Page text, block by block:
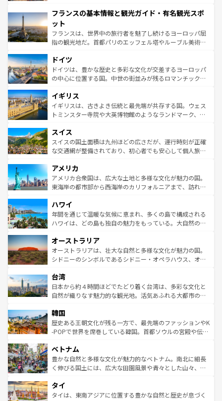
ませてくれるイタリアで、忘れられない旅をしてみよう！
なお、新着のイタリア情報は
しい。
文化が根付くこの国では、情熱的なフラメンコ、熱気あふ
れる闘牛、そして美味しいタパスが生活の一部となってい
る。首都マドリードの洗練された雰囲気や、バルセロナの
アートに溢れた街角から、地方では古代ローマ遺跡や中世
せる。地方によって風土や気候が異なるスペインはその個
性で訪れる人を魅了する。 なお、新着のスペイン情報は コ
ンテンツ一覧を参照してほしい。
フランスの基本情報と観光ガイド・有名観光スポ
ット
フランスは、世界中の旅行者を魅了し続けるヨーロッパ屈
指の観光地だ。首都パリのエッフェル塔やルーブル美術館
で、幅広い魅力が詰まっている。華麗な宮殿、歴史的な大
聖堂、美しいビーチ、そして豊かな自然が、訪れる者を心
から魅了する。また、フランスは美食の国としても知ら
いる。シャンパンの発祥地であるランス、プロヴァンスの
香り高いラベンダー畑など、多彩な楽しみ方が可能だ。さ
らに、パリ以外の地域にも魅力が溢れており、どの街角に
れる地方に足を運ぶとそれぞれで全く異なる文化を体験で
きるだろう。 なお、新着のフランス情報はコンテンツ一覧
を参照してほしい。
ドイツ
ドイツは、豊かな歴史と多彩な文化が交差するヨーロッパ
の中心に位置する国。中世の街並みが残るロマンチック街
顔を持つこの国は、どこを歩いても飽きることがない。ベ
ルリンの文化的活気、バイエルン州のアルプスの絶景、そ
してライン川沿いのワイン畑といった風景は必見。ビール
は、お酒好きな人にはぜひ体験してほしい。 なお、新着の
ドイツ情報はコンテンツ一覧を参照してほしい。
イギリス
イギリスは、古きよき伝統と最先端が共存する国。ウェス
トミンスター寺院や大英博物館のようなランドマーク、歴
リアごとに異なる魅力がある。また、優雅なアフタヌーン
ティー、ビール好きにはたまらない英国パブ、サッカー観
戦など、本場だからこそできる体験も豊富。イギリスを旅
ンツ一覧を参照してほしい。
スイス
スイスの国土面積は九州ほどの広さだが、運行時刻が正確
な交通網が整備されており、初心者でも安心して個人旅行
の建物がそのまま残る町や、スイスならではのユニークな
博物館もあり、アルプス観光だけでなく町歩きも満喫する
ことができる。国民の所得が高いため物価も高いが、旅行
ば市内交通費無料で観光を楽しむこともできる。 なお、新
着のスイス情報はコンテンツ一覧 を参照してほしい。
アメリカ
アメリカ合衆国は、広大な土地と多様な文化が魅力の国。
東海岸の都市部から西海岸のカリフォルニアまで、訪れる
のような巨大都市は、観光、ショッピング、エンターテイ
ンメントが詰まった刺激的なスポットだ。一方、アメリカ
西部には大自然が広がり、グランドキャニオンやイエロー
部のニューオーリンズでは、音楽と美食が融合した独特の
文化が魅力。旅行者はアメリカの各地域で異なる魅力を楽
しみながら、その多様性と豊かな歴史を感じることができ
ならではの贅沢な旅のスタイルだ。 なお、新着のアメリカ
情報はコンテンツ一覧を参照してほしい。
ハワイ
年間を通じて温暖な気候に恵まれ、多くの島で構成される
ハワイは、どの島も独自の魅力をもっている。大自然の神
ワイ島は見逃せない。また、定番の観光地といえばオアフ
島だが、静かな自然を求めるならマウイ島やカウアイ島が
おすすめ。エメラルドグリーンに輝く海をはじめ、豊かな
れるおもてなしの心で訪れる人々を迎えてくれるハワイの
人々、おいしいローカルフードやハワイアンミュージッ
ク、伝統的なフラダンスなど、すべてがハワイの魅力を彩
ワイを、存分に味わってほしい。 なお、新着のハワイ情報
はコンテンツ一覧を参照してほしい。
オーストラリア
オーストラリアは、壮大な自然と多様な文化が魅力の国。
シドニーのシンボルであるシドニー・オペラハウス、オー
リアリーフや大陸中央部にそびえるウルル（エアーズロッ
ク）、タスマニアの美しい原生林やケアンズの熱帯雨林な
ど、見どころがたくさん。また、カフェやワイン、オージ
いる。アクティビティも充実しており、サーフィンやダイ
ビング、ハイキングなど、アウトドア好きにはたまらな
い。オーストラリアの多彩な魅力を存分に味わいつくそ
参照してほしい。
台湾
日本から約４時間ほどでたどり着く台湾は、多彩な文化と
自然が織りなす魅力的な観光地。活気あふれる大都市の台
ン）、静ひつな山岳地帯である台湾東部など、都市の喧騒
と山間の静けさが共存しており、訪れる人に新しい発見と
驚きをもたらしてくれる。また、奥深い台湾の食文化も魅
容にもいいと評判のスイーツなど、バラエティ豊かな料理
が味わえる。 なお、新着の台湾情報は コンテンツ一覧を参
照してほしい。
韓国
歴史ある王朝文化が残る一方で、最先端のファッションやK
-POPで世界を席巻している韓国。首都ソウルの宮殿や伝統
き、地方に足を延ばせば四季折々の自然美を楽しむことが
できる。そして、キムチや焼肉、絶品のストリートフード
まで、さまざまな韓国料理が待っている。夜には、韓国な
リティに包まれながら、韓国の多彩な魅力を心ゆくまで味
わってみてほしい。 なお、新着の韓国情報はコンテンツ一
ベトナム
豊かな自然と多様な文化が魅力的なベトナム。南北に細長
く伸びる国土には、広大な田園風景や青々とした山々、世
急速な発展と共に伝統が息づく。ハノイの古い町並みやホ
ーチミン市のフランス統治時代の建物も、独特の雰囲気を
タイ
タイは、東南アジアに位置する豊かな自然と歴史が息づく